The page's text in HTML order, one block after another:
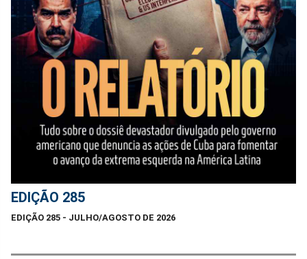
EDIÇÃO 285
EDIÇÃO 285 - JULHO/AGOSTO DE 2026